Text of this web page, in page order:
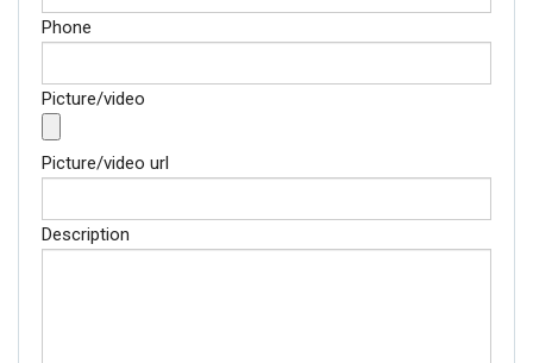
Phone
Picture/video
Picture/video url
Description